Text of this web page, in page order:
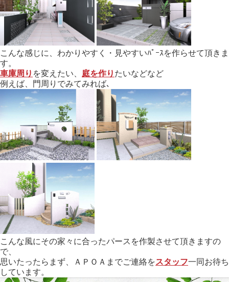
こんな感じに、わかりやすく・見やすいﾊﾟｰｽを作らせて頂きま
す。
車庫周り を変えたい、 庭を作り たいなどなど
例えば、門周りでみてみれば､
こんな風にその家々に合ったパースを作製させて頂きますの
で、
思いたったらまず、ＡＰＯＡまでご連絡をスタッフ一同お待ち
しています。